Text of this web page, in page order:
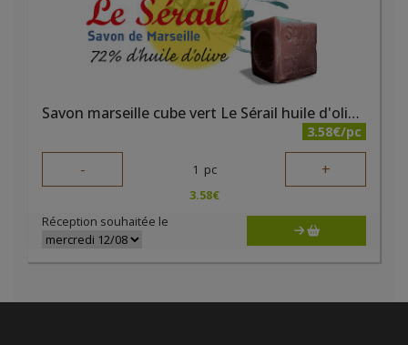
Savon marseille cube vert Le Sérail huile d'olive 300g
3.58€/pc
- 1 pc +
3.58€
Réception souhaitée le